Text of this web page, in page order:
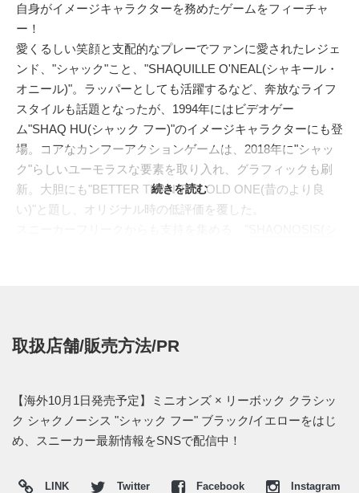
自身がイメージキャラクターを務めたゲームをフィーチャ
ー！
愛くるしい笑顔と支配的なプレーでファンに愛されたレジェ
ンド、"シャック"こと、"SHAQUILLE O'NEAL(シャキール・
オニール)"。ラッパーとしても活躍するなど、奔放なライフ
スタイルも話題となったが、1994年にはビデオゲー
ム"SHAQ HU(シャック フー)"のイメージキャラクターにも登
場。コアなカンフーアクションゲームは、2018年に"シャッ
ク"らしいユーモラスな要素を取り入れ、グラフィックも刷
新。大胆にも"BETTER THAN THE OLD ONE(昔のより良
い)"と題し、オリジナル時の低評価を覆した。
2020年に"REEBOK(リーボック)"とのコラボレーション
海外では2020年10月1日より発売予定。価格は160。 また新
たな情報が入り次第、スニーカーウォーズの
Twitter
Facebook
などで報告したい。
続きを読む
取扱店舗/販売方法/PR
【海外10月1日発売予定】ミニオンズ × リーボック クラシッ
ク シャクノーシス "シャック フー" ブラック/イエローをはじ
め、スニーカー最新情報をSNSで配信中！
LINK Twitter Facebook Instagram